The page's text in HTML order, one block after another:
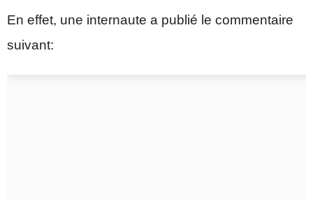
En effet, une internaute a publié le commentaire
suivant: